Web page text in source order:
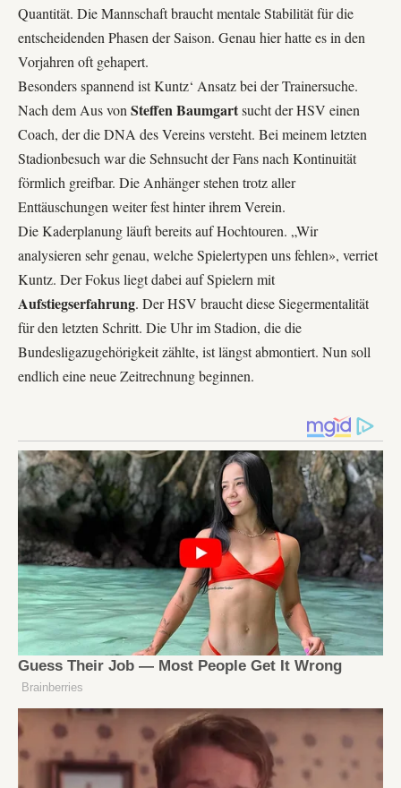
Quantität. Die Mannschaft braucht mentale Stabilität für die
entscheidenden Phasen der Saison. Genau hier hatte es in den
Vorjahren oft gehapert.
Besonders spannend ist Kuntz‘ Ansatz bei derTrainersuche.
Nach dem Aus von Steffen Baumgartsucht der HSV einen
Coach, der die DNA des Vereins versteht. Bei meinem letzten
Stadionbesuch war die Sehnsucht der Fans nach Kontinuität
förmlich greifbar. Die Anhänger stehen trotz aller
Enttäuschungen weiter fest hinter ihrem Verein.
Die Kaderplanung läuft bereits auf Hochtouren. „Wir
analysieren sehr genau, welche Spielertypen uns fehlen», verriet
Kuntz. Der Fokus liegt dabei auf Spielern mit
Aufstiegserfahrung. Der HSV braucht diese Siegermentalität
für den letzten Schritt. Die Uhr im Stadion, die die
Bundesligazugehörigkeit zählte, ist längst abmontiert. Nun soll
endlich eine neue Zeitrechnung beginnen.